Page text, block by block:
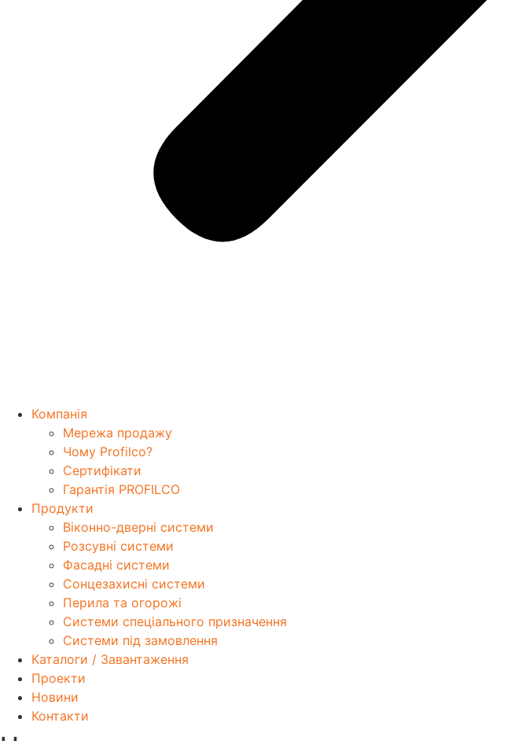
Компанія
Мережа продажу
Чому Profilco?
Сертифікати
Гарантія PROFILCO
Продукти
Віконно-дверні системи
Розсувні системи
Фасадні системи
Сонцезахисні системи
Перила та огорожі
Системи спеціального призначення
Системи під замовлення
Каталоги / Завантаження
Проекти
Новини
Контакти